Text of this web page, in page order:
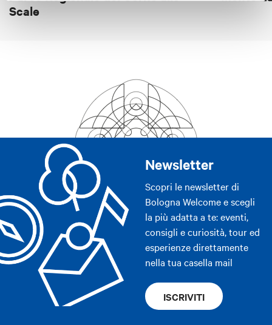
Scale
Newsletter
Scopri le newsletter di
Bologna Welcome e scegli
la più adatta a te: eventi,
consigli e curiosità, tour ed
esperienze direttamente
nella tua casella mail
ISCRIVITI